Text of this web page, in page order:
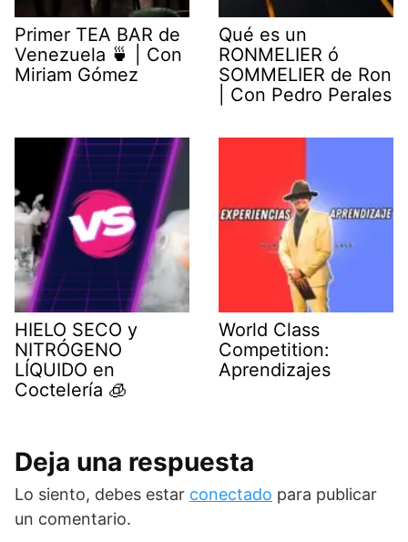
Primer TEA BAR de
Venezuela 🍵 | Con
Miriam Gómez
Qué es un
RONMELIER ó
SOMMELIER de Ron
| Con Pedro Perales
HIELO SECO y
NITRÓGENO
LÍQUIDO en
Coctelería 🧊
World Class
Competition:
Aprendizajes
Deja una respuesta
Lo siento, debes estar conectado para publicar
un comentario.